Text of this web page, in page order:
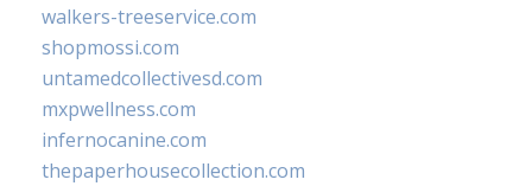
walkers-treeservice.com
shopmossi.com
untamedcollectivesd.com
mxpwellness.com
infernocanine.com
thepaperhousecollection.com